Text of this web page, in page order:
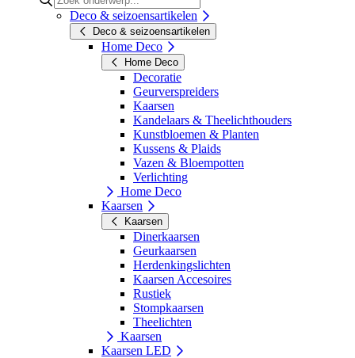
Deco & seizoensartikelen
Deco & seizoensartikelen
Home Deco
Home Deco
Decoratie
Geurverspreiders
Kaarsen
Kandelaars & Theelichthouders
Kunstbloemen & Planten
Kussens & Plaids
Vazen & Bloempotten
Verlichting
Home Deco
Kaarsen
Kaarsen
Dinerkaarsen
Geurkaarsen
Herdenkingslichten
Kaarsen Accesoires
Rustiek
Stompkaarsen
Theelichten
Kaarsen
Kaarsen LED